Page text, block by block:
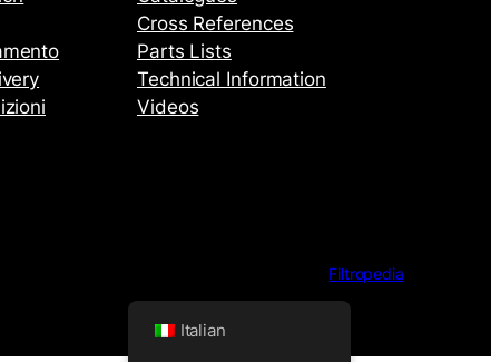
Cross References
Parts Lists
Technical Information
Videos
Filtropedia
Italian